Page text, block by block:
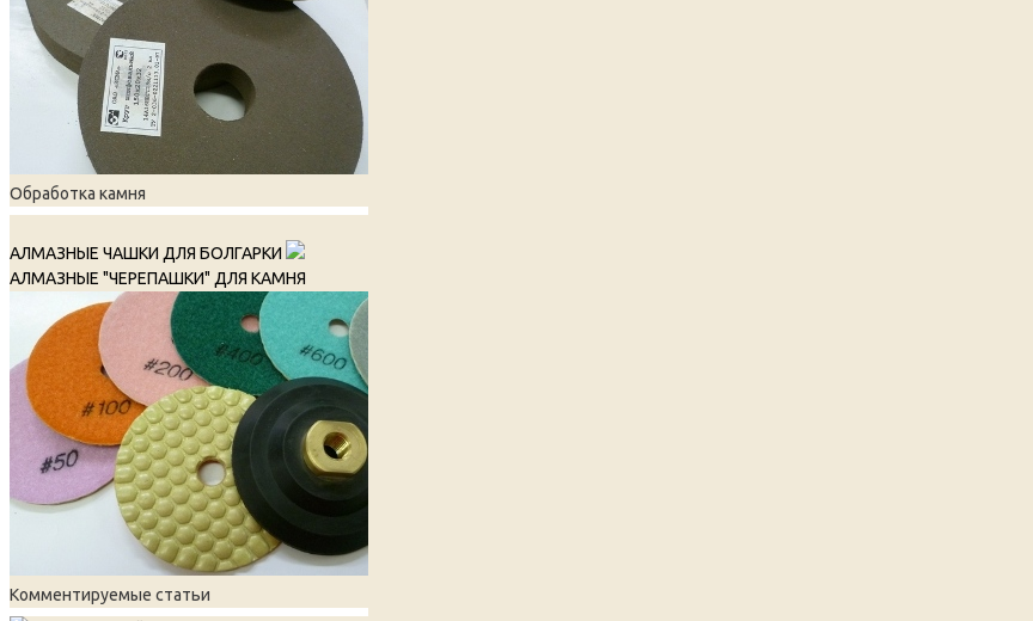
Обработка камня
АЛМАЗНЫЕ ЧАШКИ ДЛЯ БОЛГАРКИ
АЛМАЗНЫЕ "ЧЕРЕПАШКИ" ДЛЯ КАМНЯ
Комментируемые статьи